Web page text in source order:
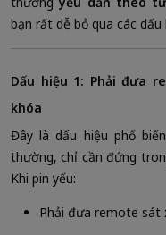
bạn rất dễ bỏ qua các dấu
Dấu hiệu 1: Phải đưa
khóa
Đây là dấu hiệu phổ
thường, chỉ cần đứng
Khi pin yếu:
Phải đưa remote sát